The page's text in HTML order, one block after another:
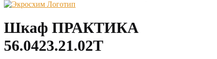
Шкаф ПРАКТИКА
56.0423.21.02Т